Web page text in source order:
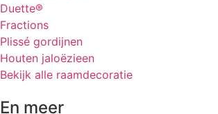
Duette®
Fractions
Plissé gordijnen
Houten jaloëzieen
Bekijk alle raamdecoratie
En meer